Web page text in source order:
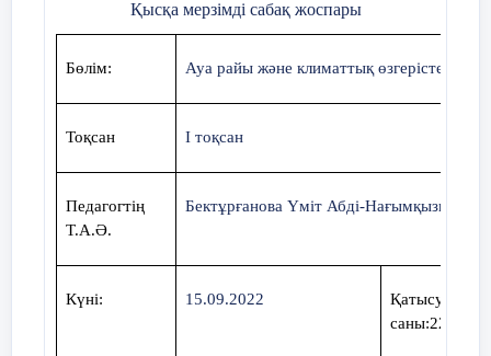
Қысқа мерзімді сабақ жоспары
Бөлім: Ауа райы және климаттық өзгерістер.
Тоқсан І тоқсан
Педагогтің
Т.А.Ә.
Бектұрғанова Үміт Абді-Нағымқызы
Күні: 15.09.2022
Қатысушылар
саны:22